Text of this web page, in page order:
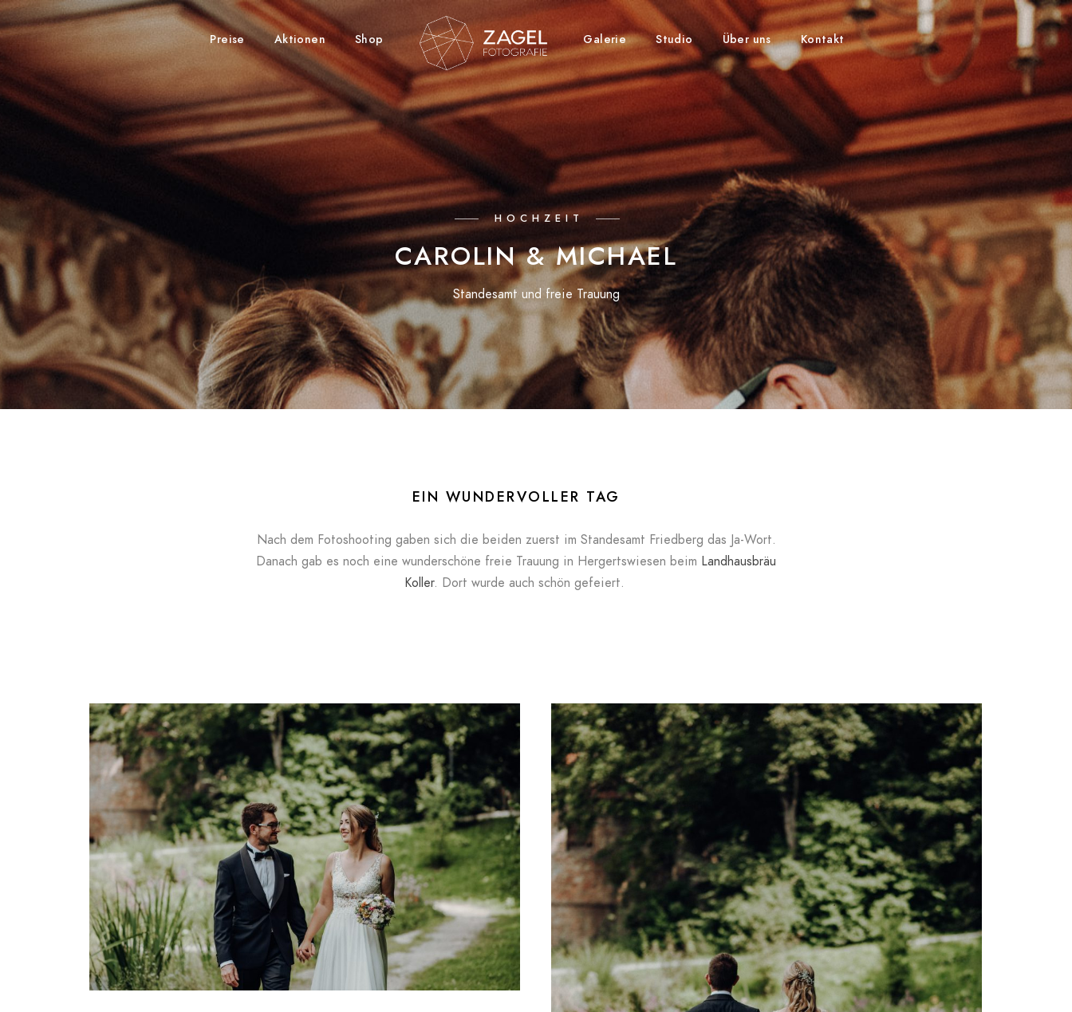
Preise Aktionen Shop Galerie Studio Über uns Kontakt
HOCHZEIT
CAROLIN & MICHAEL
Standesamt und freie Trauung
EIN WUNDERVOLLER TAG
Nach dem Fotoshooting gaben sich die beiden zuerst im Standesamt Friedberg das Ja-Wort.
Danach gab es noch eine wunderschöne freie Trauung in Hergertswiesen beim Landhausbräu
Koller. Dort wurde auch schön gefeiert.